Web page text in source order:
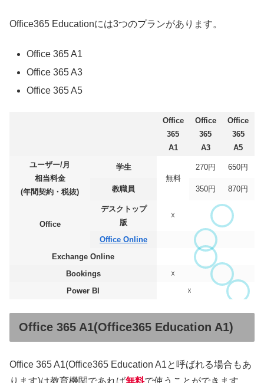
Office365 Educationには3つのプランがあります。
Office 365 A1
Office 365 A3
Office 365 A5
Office
365
A1
Office
365
A3
Office
365
A5
ユーザー/月
相当料金
(年間契約・税抜)
学生
無料
270円 650円
教職員 350円 870円
Office
デスクトップ
版
☓
Office Online
Exchange Online
Bookings
☓
Power BI
☓
Office 365 A1(Office365 Education A1)
Office 365 A1(Office365 Education A1と呼ばれる場合もあ
ります)は教育機関であれば無料で使うことができます。